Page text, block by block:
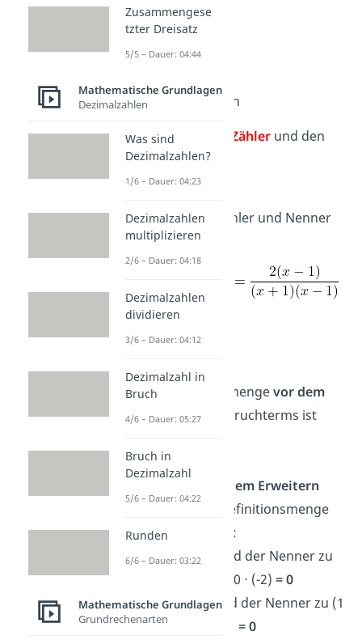
Beispiel:
mit(x – 1)
erweitern
Schaue dir den
Zähler und den
Nenneran.
2und(x + 1)
Multipliziere Zähler und Nenner
mit(x–1).
Die Definitionsmengevordem
Erweiterndes
Bruchterms ist
Nach dem Erweitern
musst du die Definitionsmenge
neu bestimmen:
Wennx = -1
, wird der Nenner zu
(-1 + 1)(-1 – 1) = 0 ⋅ (-2) = 0
Wennx = 1, wird der Nenner zu (1
+ 1)(1 – 1) = 2 ⋅ 0 = 0
Zusammengese
tzter Dreisatz
5/5 – Dauer: 04:44
Mathematische Grundlagen
Dezimalzahlen
Was sind
Dezimalzahlen?
1/6 – Dauer: 04:23
Dezimalzahlen
multiplizieren
2/6 – Dauer: 04:18
Dezimalzahlen
dividieren
3/6 – Dauer: 04:12
Dezimalzahl in
Bruch
4/6 – Dauer: 05:27
Bruch in
Dezimalzahl
5/6 – Dauer: 04:22
Runden
6/6 – Dauer: 03:22
Mathematische Grundlagen
Grundrechenarten